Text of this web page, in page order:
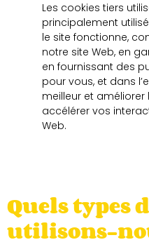
Les cookies tiers
principalement
le site fonctionne,
notre site Web, en
en fournissant des
pour vous, et dans
meilleur et améliorer
accélérer vos
Web.
Quels types
utilisons-